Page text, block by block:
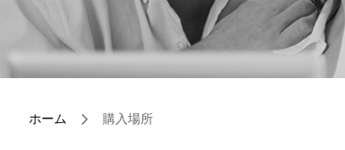
ホーム 購入場所